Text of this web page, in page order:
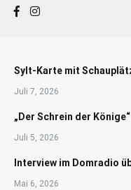
Sylt-Karte mit
Juli 7, 2026
„Der Schrein der
Juli 5, 2026
Interview im Domradio
Mai 6, 2026